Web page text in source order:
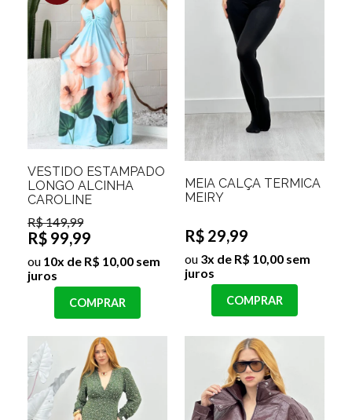
VESTIDO ESTAMPADO
LONGO ALCINHA
CAROLINE
R$ 149,99
R$ 99,99
ou 10x de R$ 10,00 sem
juros
COMPRAR
MEIA CALÇA TERMICA
MEIRY
R$ 29,99
ou 3x de R$ 10,00 sem
juros
COMPRAR